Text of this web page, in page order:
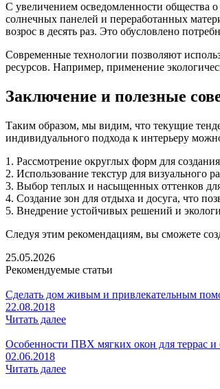
С увеличением осведомленности общества
солнечных панелей и переработанных
возрос в десять раз. Это обусловлено
Современные технологии позволяют
ресурсов. Например, применение
Заключение и полезные
Таким образом, мы видим, что текущие
индивидуального подхода к интерьеру
1. Рассмотрение округлых форм для
2. Использование текстур для визуального
3. Выбор теплых и насыщенных оттенков
4. Создание зон для отдыха и досуга, что
5. Внедрение устойчивых решений и
Следуя этим рекомендациям, вы сможете
25.05.2026
Рекомендуемые статьи
Сделать дом живым и привлекательным
22.08.2018
Читать далее
Особенности ПВХ мягких окон для террас и
02.06.2018
Читать далее